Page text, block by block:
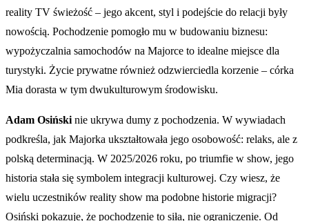
reality TV świeżość – jego akcent, styl i podejście do relacji były
nowością. Pochodzenie pomogło mu w budowaniu biznesu:
wypożyczalnia samochodów na Majorce to idealne miejsce dla
turystyki. Życie prywatne również odzwierciedla korzenie – córka
Mia dorasta w tym dwukulturowym środowisku.
Adam Osiński nie ukrywa dumy z pochodzenia. W wywiadach
podkreśla, jak Majorka ukształtowała jego osobowość: relaks, ale z
polską determinacją. W 2025/2026 roku, po triumfie w show, jego
historia stała się symbolem integracji kulturowej. Czy wiesz, że
wielu uczestników reality show ma podobne historie migracji?
Osiński pokazuje, że pochodzenie to siła, nie ograniczenie. Od